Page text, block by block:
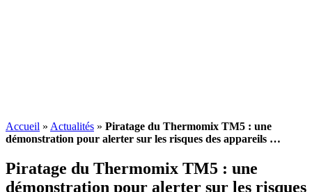
Accueil » Actualités » Piratage du Thermomix TM5 : une
démonstration pour alerter sur les risques des appareils …
Piratage du Thermomix TM5 : une
démonstration pour alerter sur les risques